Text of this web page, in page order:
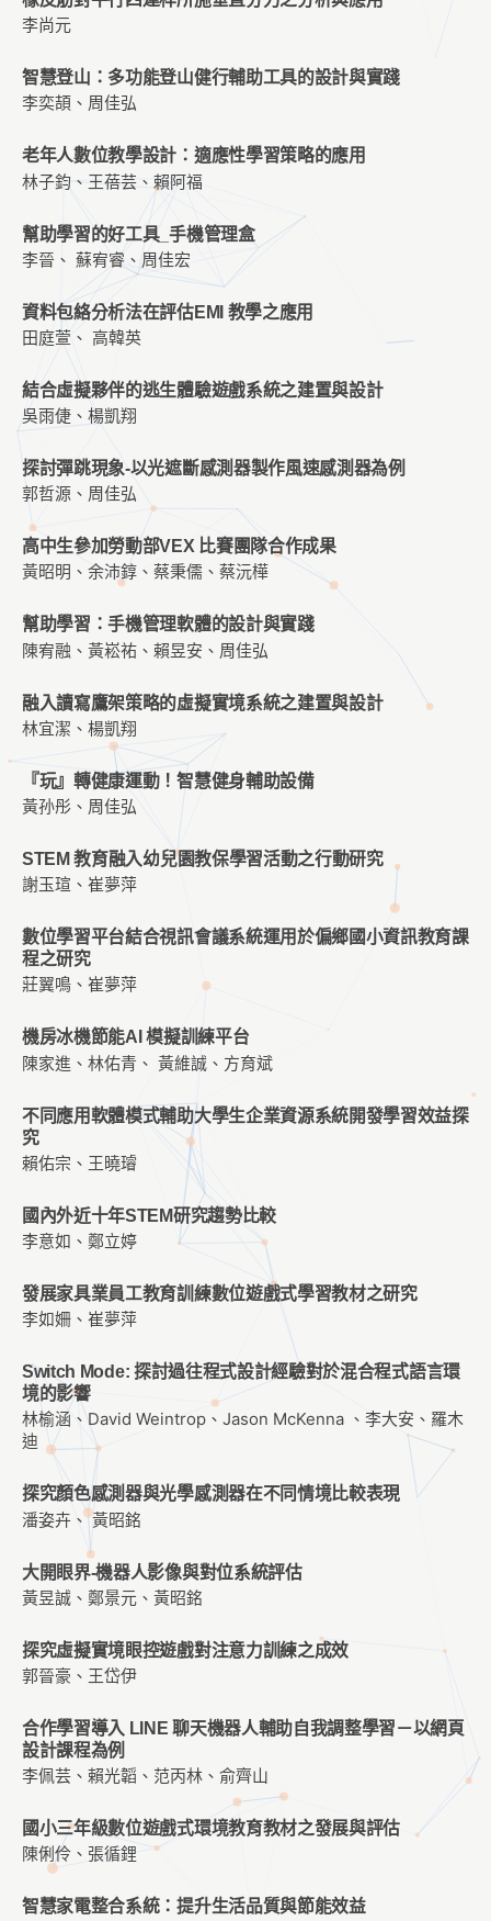
李尚元
智慧登山：多功能登山健行輔助工具的設計與實踐
李奕頡、周佳弘
老年人數位教學設計：適應性學習策略的應用
林子鈞、王蓓芸、賴阿福
幫助學習的好工具_手機管理盒
李晉、 蘇宥睿、周佳宏
資料包絡分析法在評估EMI 教學之應用
田庭萱、 高韓英
結合虛擬夥伴的逃生體驗遊戲系統之建置與設計
吳雨倢、楊凱翔
探討彈跳現象-以光遮斷感測器製作風速感測器為例
郭哲源、周佳弘
高中生參加勞動部VEX 比賽團隊合作成果
黃昭明、余沛錞、蔡秉儒、蔡沅樺
幫助學習：手機管理軟體的設計與實踐
陳宥融、黃崧祐、賴昱安、周佳弘
融入讀寫鷹架策略的虛擬實境系統之建置與設計
林宜潔、楊凱翔
『玩』轉健康運動！智慧健身輔助設備
黃孙彤、周佳弘
STEM 教育融入幼兒園教保學習活動之行動研究
謝玉瑄、崔夢萍
數位學習平台結合視訊會議系統運用於偏鄉國小資訊教育課
程之研究
莊翼鳴、崔夢萍
機房冰機節能AI 模擬訓練平台
陳家進、林佑青、 黃維誠、方育斌
不同應用軟體模式輔助大學生企業資源系統開發學習效益探
究
賴佑宗、王曉璿
國內外近十年STEM研究趨勢比較
李意如、鄭立婷
發展家具業員工教育訓練數位遊戲式學習教材之研究
李如姍、崔夢萍
Switch Mode: 探討過往程式設計經驗對於混合程式語言環
境的影響
林榆涵、David Weintrop、Jason McKenna 、李大安、羅木
迪
探究顏色感測器與光學感測器在不同情境比較表現
潘姿卉、 黃昭銘
大開眼界-機器人影像與對位系統評估
黃昱誠、鄭景元、黃昭銘
探究虛擬實境眼控遊戲對注意力訓練之成效
郭晉豪、王岱伊
合作學習導入 LINE 聊天機器人輔助自我調整學習－以網頁
設計課程為例
李佩芸、賴光韜、范丙林、俞齊山
國小三年級數位遊戲式環境教育教材之發展與評估
陳俐伶、張循鋰
智慧家電整合系統：提升生活品質與節能效益